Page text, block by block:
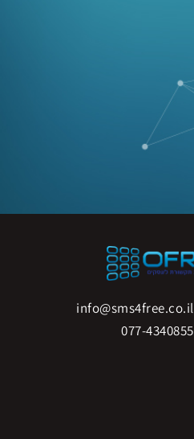
info@sms4free.co.il
077-4340855